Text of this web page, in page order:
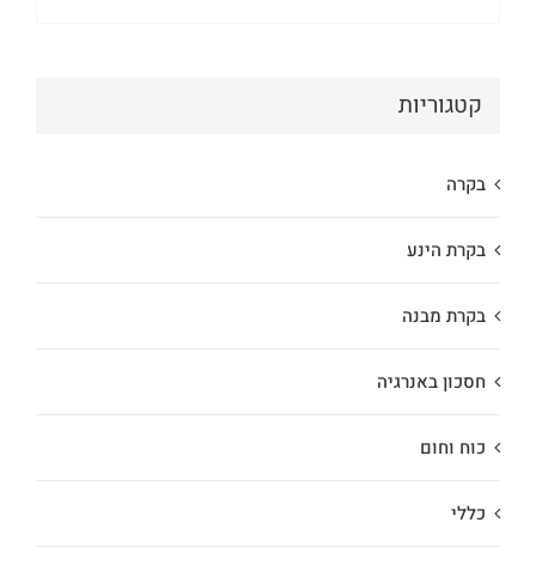
קטגוריות
בקרה
בקרת הינע
בקרת מבנה
חסכון באנרגיה
כוח וחום
כללי